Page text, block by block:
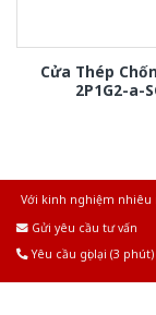
Cửa Thép
2P1G2-a-
Với kinh nghiệm nhiêu
Gửi yêu cầu tư vấn
Yêu cầu gọi lại (3 phút)